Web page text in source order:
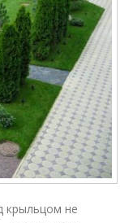
крыльцом не